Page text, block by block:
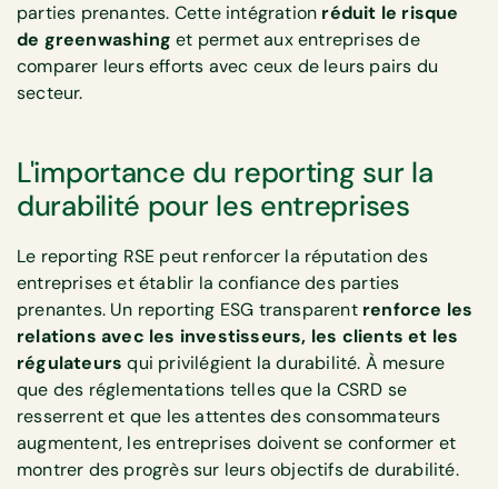
parties prenantes. Cette intégration réduit le risque
de greenwashing et permet aux entreprises de
comparer leurs efforts avec ceux de leurs pairs du
secteur.
L'importance du reporting sur la
durabilité pour les entreprises
Le reporting RSE peut renforcer la réputation des
entreprises et établir la confiance des parties
prenantes. Un reporting ESG transparent renforce les
relations avec les investisseurs, les clients et les
régulateurs qui privilégient la durabilité. À mesure
que des réglementations telles que la CSRD se
resserrent et que les attentes des consommateurs
augmentent, les entreprises doivent se conformer et
montrer des progrès sur leurs objectifs de durabilité.